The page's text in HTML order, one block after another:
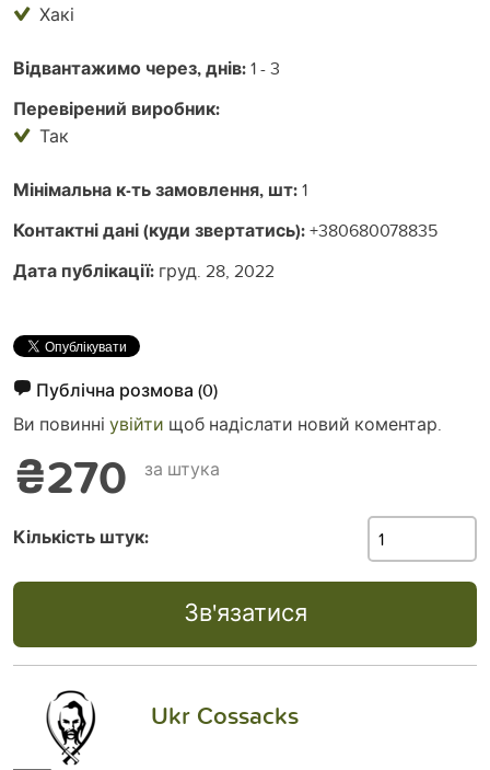
Хакі
Відвантажимо через, днів:1 - 3
Перевірений виробник:
Так
Мінімальна к-ть замовлення, шт:1
Контактні дані (куди звертатись):+380680078835
Дата публікації: груд. 28, 2022
Публічна розмова (0)
Ви повинні увійти щоб надіслати новий коментар.
₴270 за штука
Кількість штук:
Зв'язатися
Ukr Cossacks